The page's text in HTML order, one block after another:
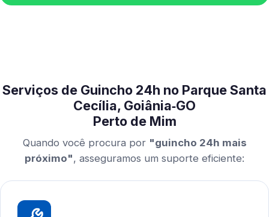
Serviços de Guincho 24h no Parque Santa
Cecília, Goiânia‑GO
Perto de Mim
Quando você procura por "guincho 24h mais
próximo", asseguramos um suporte eficiente: